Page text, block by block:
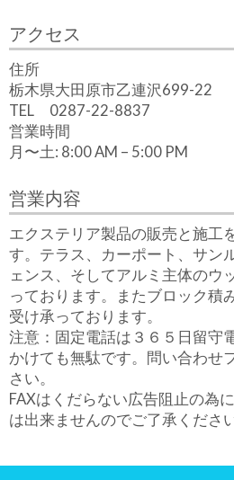
アクセス
住所
栃木県大田原市乙連沢699-22
TEL 0287-22-8837
営業時間
月〜土: 8:00 AM – 5:00 PM
営業内容
エクステリア製品の販売と施工
す。テラス、カーポート、サン
ェンス、そしてアルミ主体のウ
っております。またブロック積
受け承っております。
注意 ：固定電話は３６５日留守
かけても無駄です。問い合わせ
さい。
FAXはくだらない広告阻止の為
は出来ませんのでご了承ください